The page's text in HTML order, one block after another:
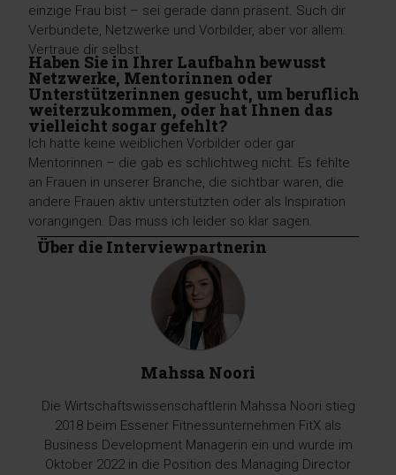
einzige Frau bist – sei gerade dann präsent. Such dir
Verbündete, Netzwerke und Vorbilder, aber vor allem:
Vertraue dir selbst.
Haben Sie in Ihrer Laufbahn bewusst
Netzwerke, Mentorinnen oder
Unterstützerinnen gesucht, um beruflich
weiterzukommen, oder hat Ihnen das
vielleicht sogar gefehlt?
Ich hatte keine weiblichen Vorbilder oder gar
Mentorinnen – die gab es schlichtweg nicht. Es fehlte
an Frauen in unserer Branche, die sichtbar waren, die
andere Frauen aktiv unterstützten oder als Inspiration
vorangingen. Das muss ich leider so klar sagen.
Über die Interviewpartnerin
Mahssa Noori
Die Wirtschaftswissenschaftlerin Mahssa Noori stieg
2018 beim Essener Fitnessunternehmen FitX als
Business Development Managerin ein und wurde im
Oktober 2022 in die Position des Managing Director